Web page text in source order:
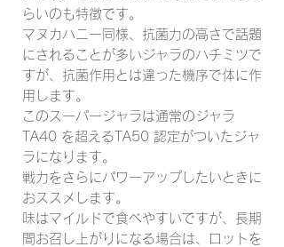
らいのも特徴です。
マヌカハニー同様、抗菌力の高さで話題
にされることが多いジャラのハチミツで
すが、抗菌作用とは違った機序で体に作
用します。
このスーパージャラは通常のジャラ
TA40 を超えるTA50 認定がついたジャ
ラになります。
戦力をさらにパワーアップしたいときに
おススメします。
味はマイルドで食べやすいですが、長期
間お召し上がりになる場合は、ロットを